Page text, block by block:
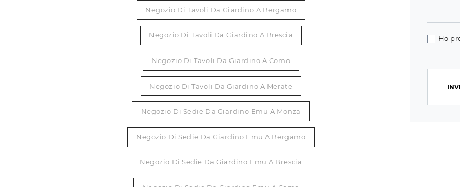
Negozio Di Tavoli Da Giardino A Bergamo
Negozio Di Tavoli Da Giardino A Brescia
Negozio Di Tavoli Da Giardino A Como
Negozio Di Tavoli Da Giardino A Merate
Negozio Di Sedie Da Giardino Emu A Monza
Negozio Di Sedie Da Giardino Emu A Bergamo
Negozio Di Sedie Da Giardino Emu A Brescia
Ho